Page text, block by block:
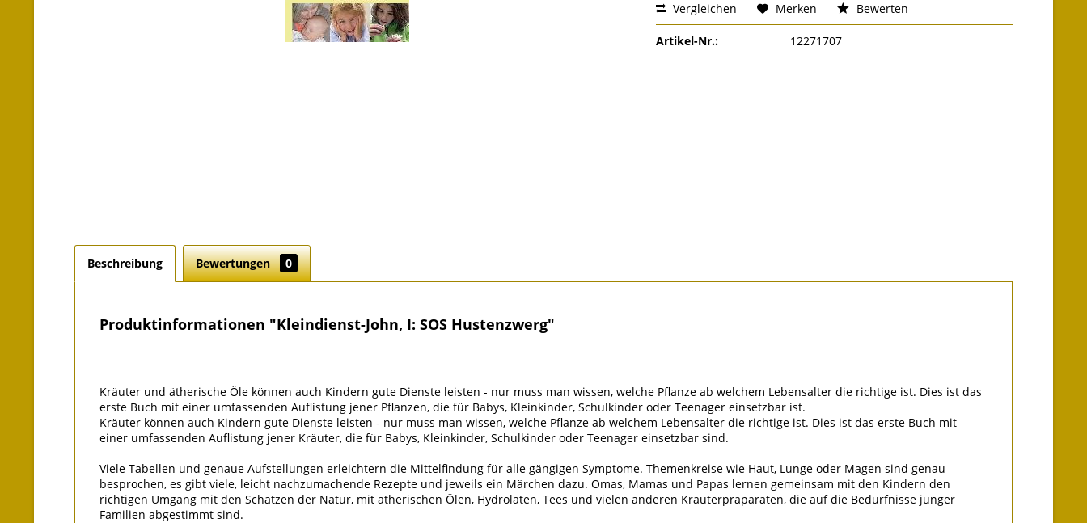
Vergleichen Merken Bewerten
Artikel-Nr.: 12271707
Beschreibung Bewertungen 0
Produktinformationen "Kleindienst-John, I: SOS Hustenzwerg"
Kräuter und ätherische Öle können auch Kindern gute Dienste leisten - nur muss man wissen, welche Pflanze ab welchem Lebensalter die richtige ist. Dies ist das
erste Buch mit einer umfassenden Auflistung jener Pflanzen, die für Babys, Kleinkinder, Schulkinder oder Teenager einsetzbar ist.
Kräuter können auch Kindern gute Dienste leisten - nur muss man wissen, welche Pflanze ab welchem Lebensalter die richtige ist. Dies ist das erste Buch mit
einer umfassenden Auflistung jener Kräuter, die für Babys, Kleinkinder, Schulkinder oder Teenager einsetzbar sind.
Viele Tabellen und genaue Aufstellungen erleichtern die Mittelfindung für alle gängigen Symptome. Themenkreise wie Haut, Lunge oder Magen sind genau
besprochen, es gibt viele, leicht nachzumachende Rezepte und jeweils ein Märchen dazu. Omas, Mamas und Papas lernen gemeinsam mit den Kindern den
richtigen Umgang mit den Schätzen der Natur, mit ätherischen Ölen, Hydrolaten, Tees und vielen anderen Kräuterpräparaten, die auf die Bedürfnisse junger
Familien abgestimmt sind.